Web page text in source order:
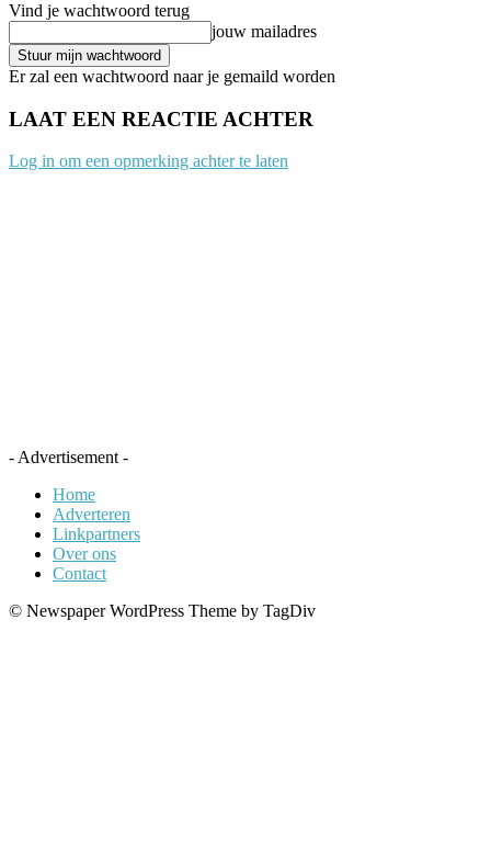
Vind je wachtwoord terug
jouw mailadres
Er zal een wachtwoord naar je gemaild worden
LAAT EEN REACTIE ACHTER
Log in om een opmerking achter te laten
- Advertisement -
Home
Adverteren
Linkpartners
Over ons
Contact
© Newspaper WordPress Theme by TagDiv